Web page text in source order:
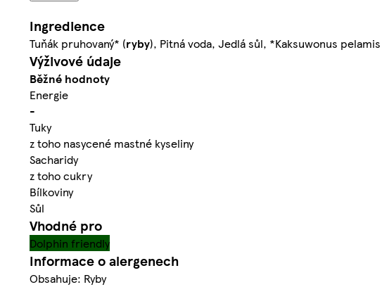
Ingredience
Tuňák pruhovaný* (ryby), Pitná voda, Jedlá sůl, *Kaksuwonus pelamis
Výživové údaje
Běžné hodnoty
Energie
-
Tuky
z toho nasycené mastné kyseliny
Sacharidy
z toho cukry
Bílkoviny
Sůl
Vhodné pro
Dolphin friendly
Informace o alergenech
Obsahuje: Ryby